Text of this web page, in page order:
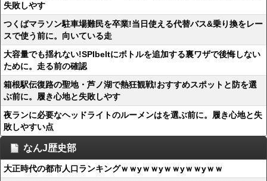
失敗しやす
つくばマラソン駐車場難民を卒業!当日使える代替バス&乗り換をレー
スで使う前に。向いている走
大容量でも揺れない!SPIbeltにボトルを追加する裏ワザで後悔しない
ために。走る前の確認
箱根駅伝復路の聖地・芦ノ湖で熱狂観戦!おすすめスポットと防を選
ぶ前に。履き心地と失敗しやす
夜ランに必要なヘッドライトのルーメンはを選ぶ前に。履き心地と失
敗しやすい点
なんJ歴史部
大正時代の都市人口ランキングｗｗyｗｗyｗｗyｗｗyｗｗ